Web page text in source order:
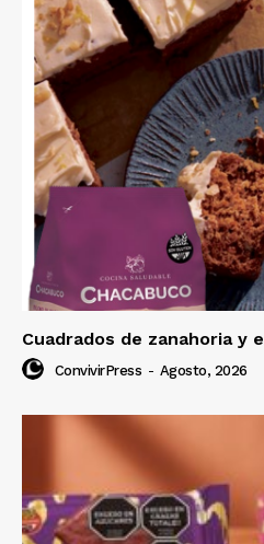
Cuadrados de zanahoria y
ConvivirPress - Agosto, 2026